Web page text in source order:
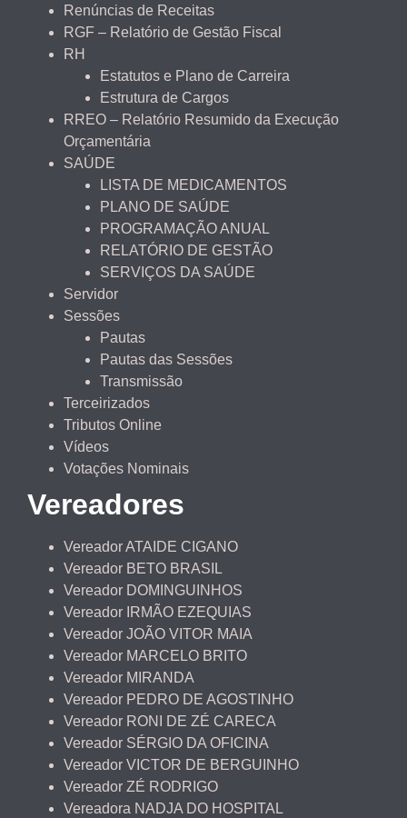
Renúncias de Receitas
RGF – Relatório de Gestão Fiscal
RH
Estatutos e Plano de Carreira
Estrutura de Cargos
RREO – Relatório Resumido da Execução
Orçamentária
SAÚDE
LISTA DE MEDICAMENTOS
PLANO DE SAÚDE
PROGRAMAÇÃO ANUAL
RELATÓRIO DE GESTÃO
SERVIÇOS DA SAÚDE
Servidor
Sessões
Pautas
Pautas das Sessões
Transmissão
Terceirizados
Tributos Online
Vídeos
Votações Nominais
Vereadores
Vereador ATAIDE CIGANO
Vereador BETO BRASIL
Vereador DOMINGUINHOS
Vereador IRMÃO EZEQUIAS
Vereador JOÃO VITOR MAIA
Vereador MARCELO BRITO
Vereador MIRANDA
Vereador PEDRO DE AGOSTINHO
Vereador RONI DE ZÉ CARECA
Vereador SÉRGIO DA OFICINA
Vereador VICTOR DE BERGUINHO
Vereador ZÉ RODRIGO
Vereadora NADJA DO HOSPITAL